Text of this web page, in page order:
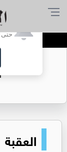
حتى
العقبة